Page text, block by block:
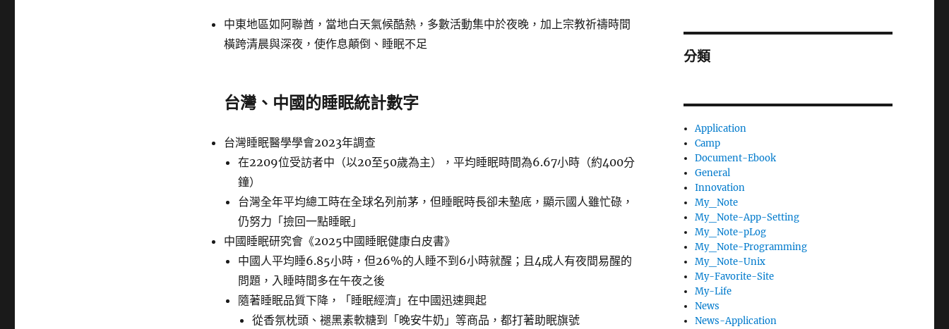
中東地區如阿聯酋，當地白天氣候酷熱，多數活動集中於夜晚，加上宗教祈禱時間
橫跨清晨與深夜，使作息顛倒、睡眠不足
台灣、中國的睡眠統計數字
台灣睡眠醫學學會2023年調查
在2209位受訪者中（以20至50歲為主），平均睡眠時間為6.67小時（約400分
鐘）
台灣全年平均總工時在全球名列前茅，但睡眠時長卻未墊底，顯示國人雖忙碌，
仍努力「撿回一點睡眠」
中國睡眠研究會《2025中國睡眠健康白皮書》
中國人平均睡6.85小時，但26%的人睡不到6小時就醒；且4成人有夜間易醒的
問題，入睡時間多在午夜之後
隨著睡眠品質下降，「睡眠經濟」在中國迅速興起
從香氛枕頭、褪黑素軟糖到「晚安牛奶」等商品，都打著助眠旗號
分類
Application
Camp
Document-Ebook
General
Innovation
My_Note
My_Note-App-Setting
My_Note-pLog
My_Note-Programming
My_Note-Unix
My-Favorite-Site
My-Life
News
News-Application